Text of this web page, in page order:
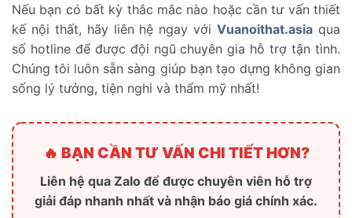
Nếu bạn có bất kỳ thắc mắc nào hoặc cần tư vấn thiết
kế nội thất, hãy liên hệ ngay vớiVuanoithat.asia qua
số hotline để được đội ngũ chuyên gia hỗ trợ tận tình.
Chúng tôi luôn sẵn sàng giúp bạn tạo dựng không gian
sống lý tưởng, tiện nghi và thẩm mỹ nhất!
🔥 BẠN CẦN TƯ VẤN CHI TIẾT HƠN?
Liên hệ qua Zalo để được chuyên viên hỗ trợ
giải đáp nhanh nhất và nhận báo giá chính xác.